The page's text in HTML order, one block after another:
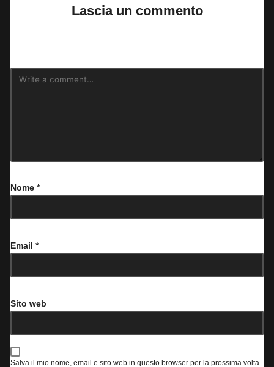
Lascia un commento
Nome *
Email *
Sito web
Salva il mio nome, email e sito web in questo browser per la prossima volta